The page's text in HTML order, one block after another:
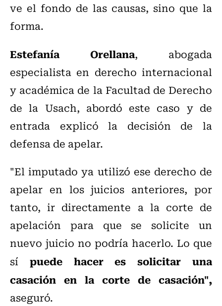
ve el fondo de las causas, sino que la
forma.
Estefanía Orellana, abogada
especialista en derecho internacional
y académica de la Facultad de Derecho
de la Usach, abordó este caso y de
entrada explicó la decisión de la
defensa de apelar.
"El imputado ya utilizó ese derecho de
apelar en los juicios anteriores, por
tanto, ir directamente a la corte de
apelación para que se solicite un
nuevo juicio no podría hacerlo. Lo que
sí puede hacer es solicitar una
casación en la corte de casación",
aseguró.